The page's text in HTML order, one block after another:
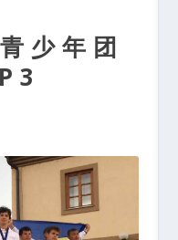
少年团